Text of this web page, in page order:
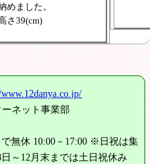
めました。
さ39(cm)
ネット事業部
無休 10:00－17:00 ※日祝は集
～12月末までは土日祝休み